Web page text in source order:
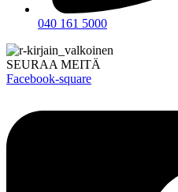
040 161 5000
SEURAA MEITÄ
Facebook-square